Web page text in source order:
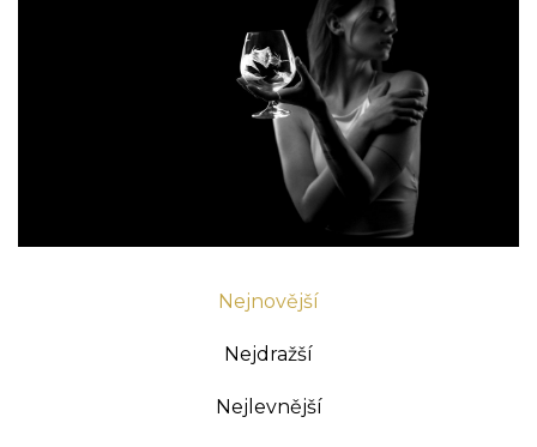
Nejnovější
Nejdražší
Nejlevnější